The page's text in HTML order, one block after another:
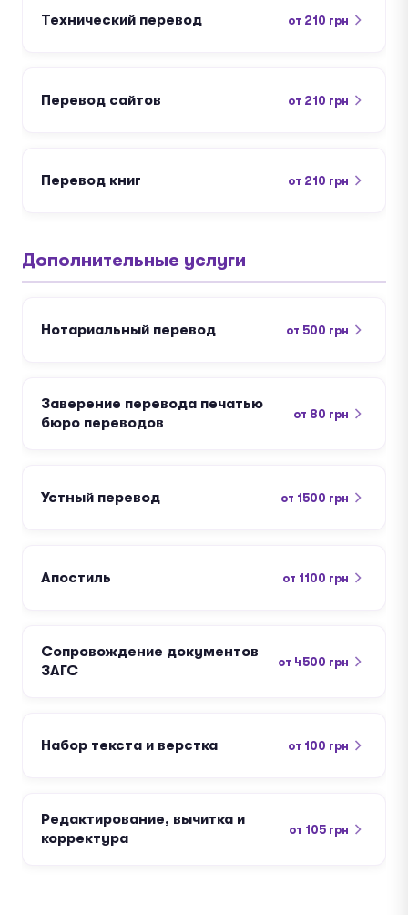
Технический перевод от 210 грн
Перевод сайтов от 210 грн
Перевод книг от 210 грн
Дополнительные услуги
Нотариальный перевод от 500 грн
Заверение перевода печатью
бюро переводов
от 80 грн
Устный перевод от 1500 грн
Апостиль от 1100 грн
Сопровождение документов
ЗАГС
от 4500 грн
Набор текста и верстка от 100 грн
Редактирование, вычитка и
корректура
от 105 грн